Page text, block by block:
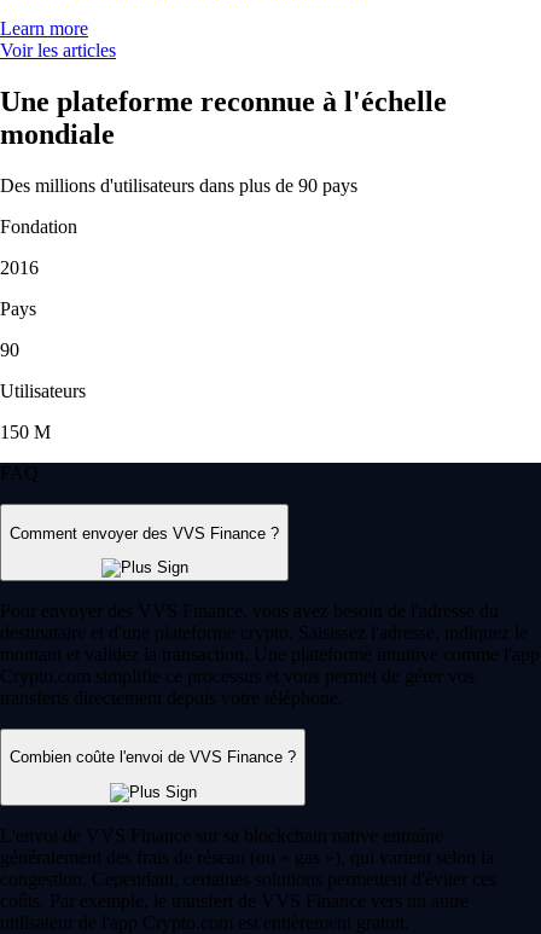
Learn more
Voir les articles
Une plateforme reconnue à l'échelle
mondiale
Des millions d'utilisateurs dans plus de 90 pays
Fondation
2016
Pays
90
Utilisateurs
150 M
FAQ
Comment envoyer des VVS Finance ?
Pour envoyer des VVS Finance, vous avez besoin de l'adresse du
destinataire et d'une plateforme crypto. Saisissez l'adresse, indiquez le
montant et validez la transaction. Une plateforme intuitive comme l'app
Crypto.com simplifie ce processus et vous permet de gérer vos
transferts directement depuis votre téléphone.
Combien coûte l'envoi de VVS Finance ?
L'envoi de VVS Finance sur sa blockchain native entraîne
généralement des frais de réseau (ou « gas »), qui varient selon la
congestion. Cependant, certaines solutions permettent d'éviter ces
coûts. Par exemple, le transfert de VVS Finance vers un autre
utilisateur de l'app Crypto.com est entièrement gratuit.